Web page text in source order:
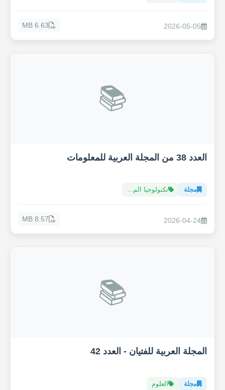
2026-05-05
6.63 MB
📚
العدد 38 من المجلة العربية للمعلومات
مجلة تكنولوجيا الم...
2026-04-24
8.57 MB
📚
المجلة العربية للفتيان - العدد 42
مجلة العلوم